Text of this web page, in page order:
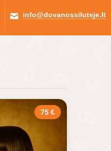
info@dovanossiluteje.lt
75 €